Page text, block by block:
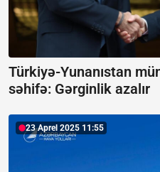
Türkiyə-Yunanıstan
səhifə: Gərginlik azalır
23 Aprel 2025 11:55